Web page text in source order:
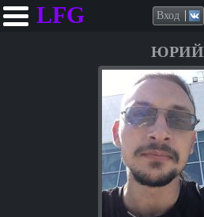
LFG Вход
ЮРИЙ